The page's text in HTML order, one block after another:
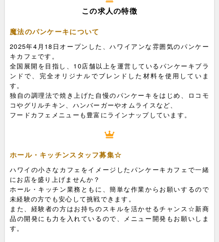
この求人の特徴
魔法のパンケーキについて
2025年4月18日オープンした、ハワイアンな雰囲気のパンケー
キカフェです。
全国展開を目指し、10店舗以上を運営しているパンケーキブラ
ンドで、完全オリジナルでブレンドした材料を使用していま
す。
独自の調理法で焼き上げた自慢のパンケーキをはじめ、ロコモ
コやグリルチキン、ハンバーガーやオムライスなど、
フードカフェメニューも豊富にラインナップしています。
ホール・キッチンスタッフ募集☆
ハワイの小さなカフェをイメージしたパンケーキカフェで一緒
にお店を盛り上げませんか？
ホール・キッチン業務ともに、簡単な作業からお願いするので
未経験の方でも安心して挑戦できます。
また、経験者の方はお持ちのスキルを活かせるチャンス☆新商
品の開発にも力を入れているので、メニュー開発もお願いしま
す。